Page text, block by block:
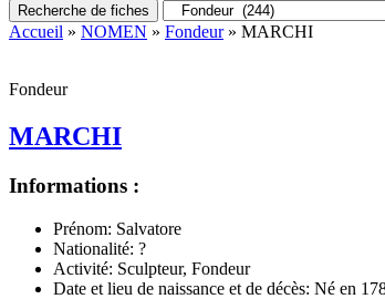
Recherche de fiches
Accueil » NOMEN » Fondeur» MARCHI
Fondeur
MARCHI
Informations :
Prénom: Salvatore
Nationalité: ?
Activité: Sculpteur, Fondeur
Date et lieu de naissance et de décès: Né en